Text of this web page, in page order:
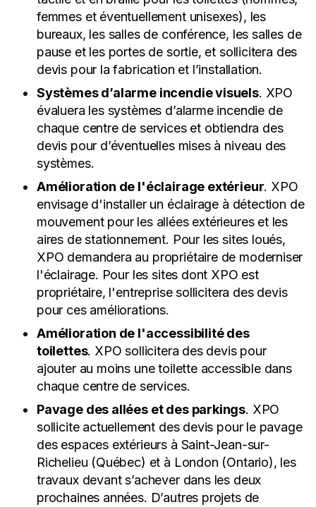
femmes et éventuellement unisexes), les
bureaux, les salles de conférence, les salles de
pause et les portes de sortie, et sollicitera des
devis pour la fabrication et l’installation.
Systèmes d’alarme incendie visuels. XPO
évaluera les systèmes d’alarme incendie de
chaque centre de services et obtiendra des
devis pour d’éventuelles mises à niveau des
systèmes.
Amélioration de l'éclairage extérieur. XPO
envisage d'installer un éclairage à détection de
mouvement pour les allées extérieures et les
aires de stationnement. Pour les sites loués,
XPO demandera au propriétaire de moderniser
l'éclairage. Pour les sites dont XPO est
propriétaire, l'entreprise sollicitera des devis
pour ces améliorations.
Amélioration de l'accessibilité des
toilettes. XPO sollicitera des devis pour
ajouter au moins une toilette accessible dans
chaque centre de services.
Pavage des allées et des parkings. XPO
sollicite actuellement des devis pour le pavage
des espaces extérieurs à Saint-Jean-sur-
Richelieu (Québec) et à London (Ontario), les
travaux devant s’achever dans les deux
prochaines années. D’autres projets de